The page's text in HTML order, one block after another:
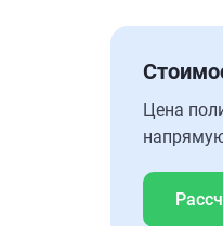
Цена